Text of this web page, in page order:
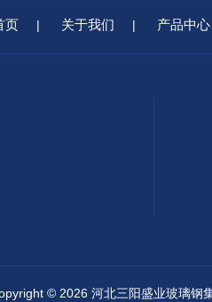
页 | 关于我们 | 产品中心
© 2026 河北三阳盛业玻璃钢